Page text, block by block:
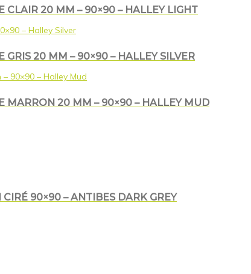
CLAIR 20 MM – 90×90 – HALLEY LIGHT
GRIS 20 MM – 90×90 – HALLEY SILVER
MARRON 20 MM – 90×90 – HALLEY MUD
90×90 – ANTIBES DARK GREY